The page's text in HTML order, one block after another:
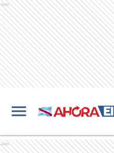
Ads
Ads